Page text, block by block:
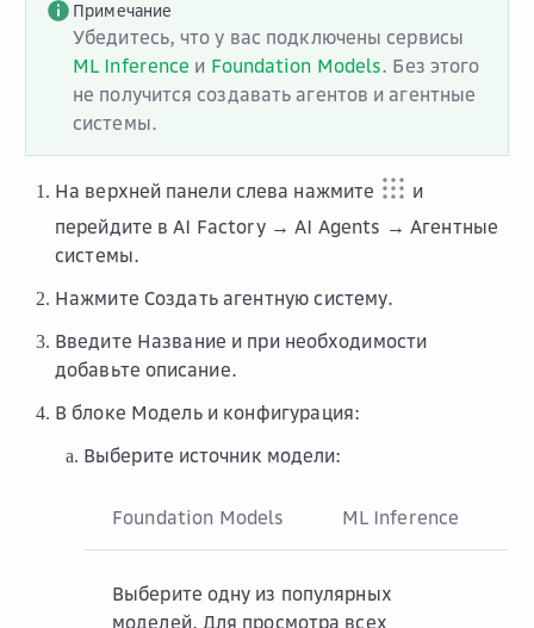
Примечание
Убедитесь, что у вас подключены сервисы
ML Inference и Foundation Models. Без этого
не получится создавать агентов и агентные
системы.
На верхней панели слева нажмите
и
перейдите вAI Factory → AI Agents → Агентные
системы.
Нажмите Создать агентную систему.
Введите Название и при необходимости
добавьте описание.
В блоке Модель и конфигурация:
Выберите источник модели:
Foundation Models ML Inference
Выберите одну из популярных
моделей. Для просмотра всех